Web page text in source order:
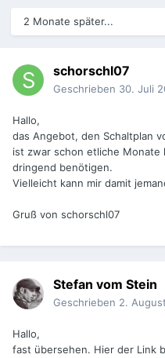
2 Monate später...
schorschl07
Geschrieben 30. Juli
Hallo,
das Angebot, den Schaltplan
ist zwar schon etliche Monate
dringend benötigen.
Vielleicht kann mir damit
Gruß von schorschl07
Stefan vom Stein
Geschrieben 2.
Hallo,
fast übersehen. Hier der Link